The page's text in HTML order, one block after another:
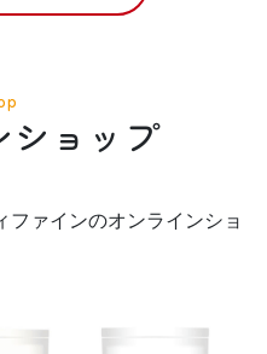
ショップ
ァインのオンラインショ